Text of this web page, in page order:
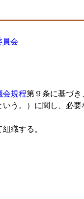
員会
会規程第９条に基づ
う。）に関し、必要
織する。